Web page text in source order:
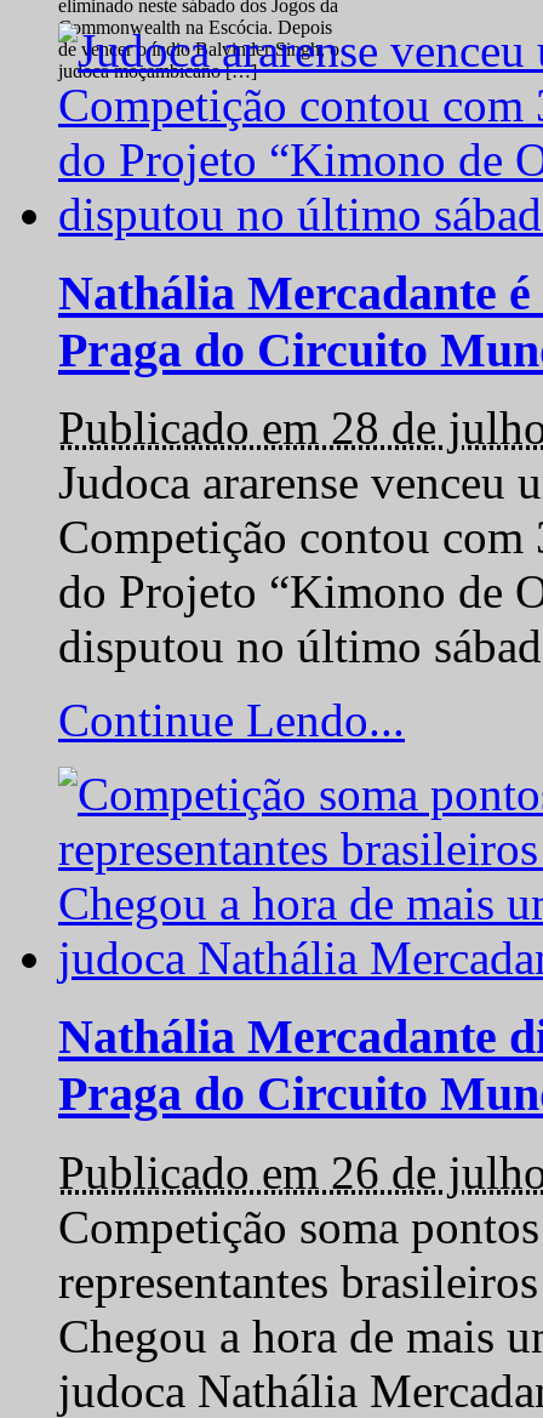
eliminado neste sábado dos Jogos da
Commonwealth na Escócia. Depois
de vencer o índio Balvinder Singh, o
judoca moçambicano […]
Nathália Mercadante
Praga do Circuito
Publicado em 28 de
Judoca ararense venceu
Competição contou com
do Projeto “Kimono de
disputou no último
Continue Lendo...
Nathália Mercadante
Praga do Circuito
Publicado em 26 de
Competição soma
representantes
Chegou a hora de mais
judoca Nathália